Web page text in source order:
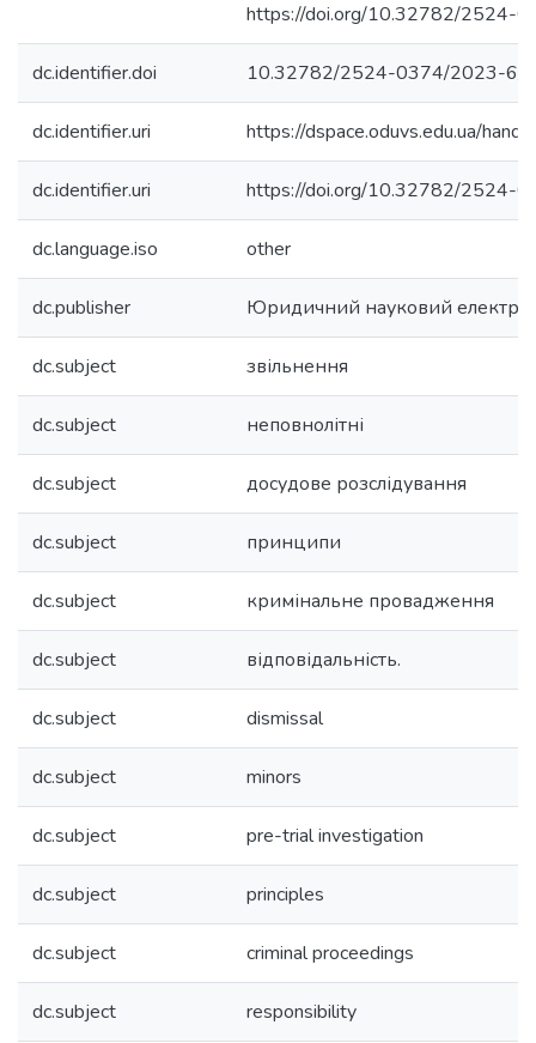
https://doi.org/10.32782/2524-
dc.identifier.doi 10.32782/2524-0374/2023-6/
dc.identifier.uri https://dspace.oduvs.edu.ua/
dc.identifier.uri https://doi.org/10.32782/2524-
dc.language.iso other
dc.publisher Юридичний науковий
dc.subject звільнення
dc.subject неповнолітні
dc.subject досудове розслідування
dc.subject принципи
dc.subject кримінальне провадження
dc.subject відповідальність.
dc.subject dismissal
dc.subject minors
dc.subject pre-trial investigation
dc.subject principles
dc.subject criminal proceedings
dc.subject responsibility